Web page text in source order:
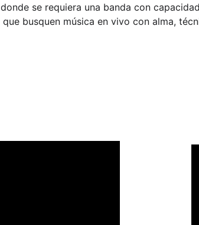
donde se requiera una banda con
que busquen música en vivo con alma,